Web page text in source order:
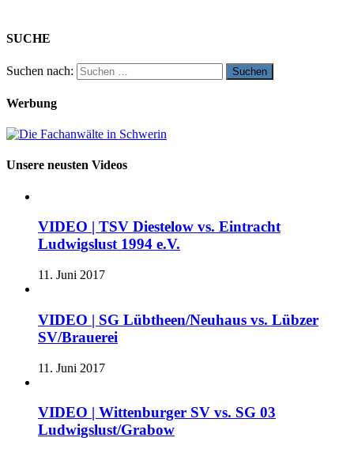
SUCHE
Suchen nach:
Werbung
Unsere neusten Videos
VIDEO | TSV Diestelow vs. Eintracht
Ludwigslust 1994 e.V.
11. Juni 2017
VIDEO | SG Lübtheen/Neuhaus vs. Lübzer
SV/Brauerei
11. Juni 2017
VIDEO | Wittenburger SV vs. SG 03
Ludwigslust/Grabow